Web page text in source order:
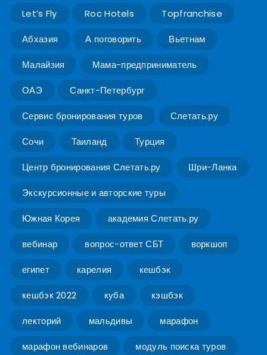
Let’s Fly Roc Hotels Topfranchise
Абхазия А поговорить Вьетнам
Малайзия Мама-предприниматель
ОАЭ Санкт-Петербург
Сервис бронирования туров Слетать.ру
Сочи Таиланд Турция
Центр бронирования Слетать.ру Шри-Ланка
Экскурсионные и авторские туры
Южная Корея академия Слетать.ру
вебинар вопрос-ответ СБТ воркшоп
египет карелия кешбэк
кешбэк 2022 куба кэшбэк
лекторий мальдивы марафон
марафон вебинаров модуль поиска туров